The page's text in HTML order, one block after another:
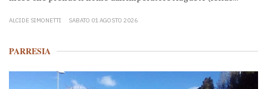
ALCIDE SIMONETTI SABATO 01 AGOSTO 2026
PARRESIA